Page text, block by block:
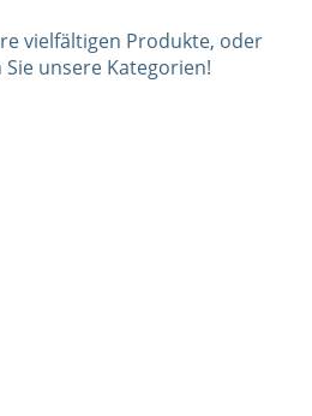
vielfältigen Produkte, oder
unsere Kategorien!